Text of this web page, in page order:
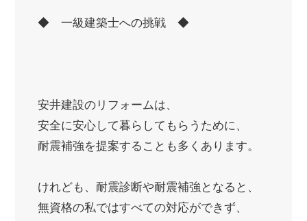
◆ 一級建築士への挑戦 ◆
安井建設のリフォームは、
安全に安心して暮らしてもらうために、
耐震補強を提案することも多くあります。
けれども、耐震診断や耐震補強となると、
無資格の私ではすべての対応ができず、